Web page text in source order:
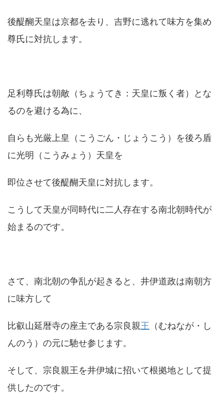
後醍醐天皇は京都を去り、吉野に逃れて味方を集め
尊氏に対抗します。
足利尊氏は朝敵（ちょうてき：天皇に叛く者）とな
るのを避ける為に、
自らも光厳上皇（こうごん・じょうこう）を後ろ盾
に光明（こうみょう）天皇を
即位させて後醍醐天皇に対抗します。
こうして天皇が同時代に二人存在する南北朝時代が
始まるのです。
さて、南北朝の争乱が起きると、井伊道政は南朝方
に味方して
比叡山延暦寺の座主である宗良親王 （むねなが・し
んのう）の元に馳せ参じます。
そして、宗良親王を井伊城に招いて根拠地として提
供したのです。